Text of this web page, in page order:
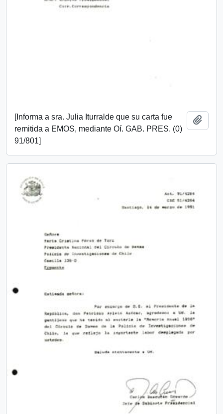
[Informa a sra. Julia Iturralde que su carta fue
remitida a EMOS, mediante Oí. GAB. PRES. (0)
91/801]